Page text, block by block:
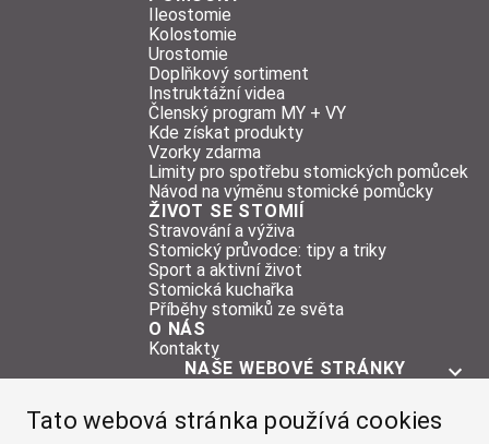
Tato webová stránka používá cookies
Ileostomie
Kolostomie
Urostomie
Doplňkový sortiment
Instruktážní videa
Členský program MY + VY
Kde získat produkty
Vzorky zdarma
Limity pro spotřebu stomických pomůcek
Návod na výměnu stomické pomůcky
ŽIVOT SE STOMIÍ
Stravování a výživa
Stomický průvodce: tipy a triky
Sport a aktivní život
Stomická kuchařka
Příběhy stomiků ze světa
O NÁS
Kontakty
NAŠE WEBOVÉ STRÁNKY
POMŮCKY